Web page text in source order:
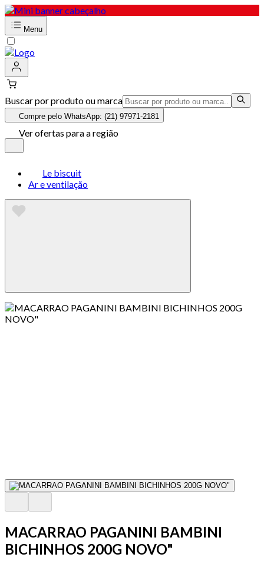
Menu
Buscar por produto ou marca
Compre pelo WhatsApp: (21) 97971-2181
Ver ofertas para a região
Le biscuit
Ar e ventilação
MACARRAO PAGANINI BAMBINI
BICHINHOS 200G NOVO"